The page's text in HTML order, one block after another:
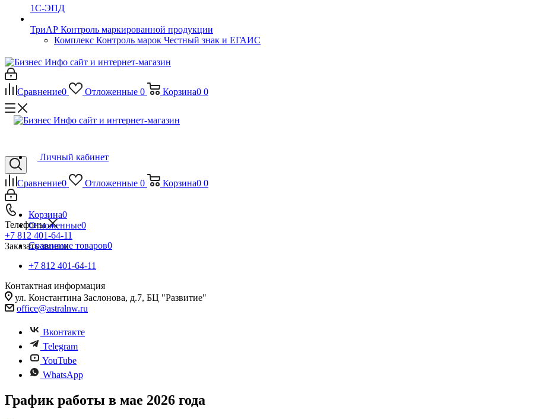
1С-ЭПД
ТриАР Контроль маркированной продукции
Комплекс Контроль марок Честный знак и ЕГАИС
Сравнение0 Отложенные 0 Корзина0 0
Сравнение0 Отложенные 0 Корзина0 0
Телефоны
+7 812 401-64-11
Заказать звонок
Личный кабинет
Корзина0
Отложенные0
Сравнение товаров0
+7 812 401-64-11
Контактная информация
ул. Константина Заслонова, д.7, БЦ "Развитие"
office@astralnw.ru
Вконтакте
Telegram
YouTube
WhatsApp
График работы в мае 2026 года